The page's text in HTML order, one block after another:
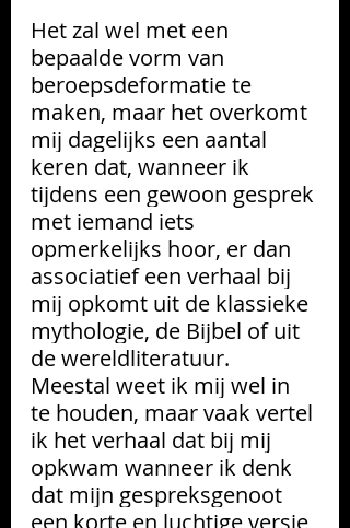
Het zal wel met een
bepaalde vorm van
beroepsdeformatie te
maken, maar het overkomt
mij dagelijks een aantal
keren dat, wanneer ik
tijdens een gewoon gesprek
met iemand iets
opmerkelijks hoor, er dan
associatief een verhaal bij
mij opkomt uit de klassieke
mythologie, de Bijbel of uit
de wereldliteratuur.
Meestal weet ik mij wel in
te houden, maar vaak vertel
ik het verhaal dat bij mij
opkwam wanneer ik denk
dat mijn gespreksgenoot
een korte en luchtige versie